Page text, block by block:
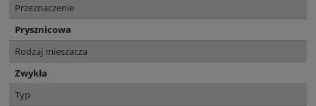
Przeznaczenie
Prysznicowa
Rodzaj mieszacza
Zwykła
Typ